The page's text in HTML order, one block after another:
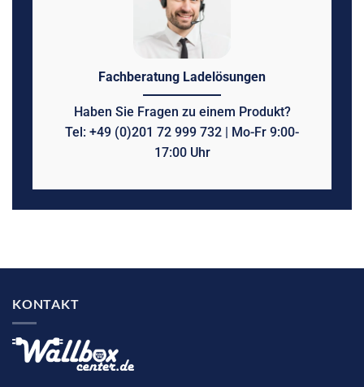
Fachberatung Ladelösungen
Haben Sie Fragen zu einem Produkt?
Tel: +49 (0)201 72 999 732 | Mo-Fr 9:00-
17:00 Uhr
KONTAKT